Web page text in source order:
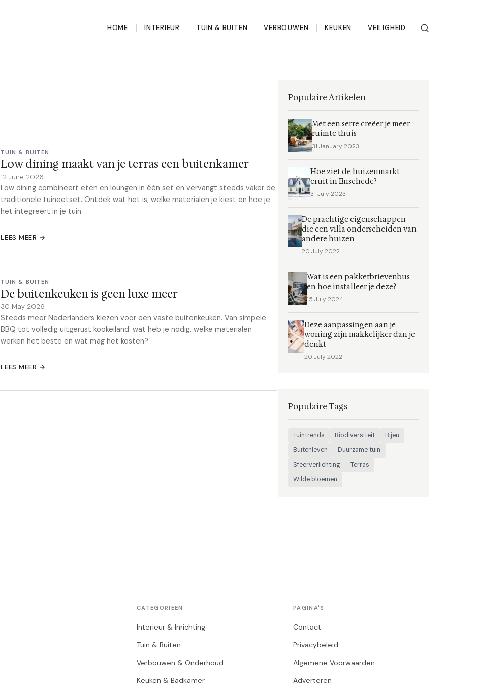
HOME INTERIEUR TUIN & BUITEN VERBOUWEN KEUKEN VEILIGHEID
TUIN & BUITEN
Low dining maakt van je terras een buitenkamer
12 June 2026
Low dining combineert eten en loungen in één set en vervangt steeds vaker de
traditionele tuineetset. Ontdek wat het is, welke materialen je kiest en hoe je
het integreert in je tuin.
LEES MEER →
TUIN & BUITEN
De buitenkeuken is geen luxe meer
30 May 2026
Steeds meer Nederlanders kiezen voor een vaste buitenkeuken. Van simpele
BBQ tot volledig uitgerust kookeiland: wat heb je nodig, welke materialen
werken het beste en wat mag het kosten?
LEES MEER →
Populaire Artikelen
Met een serre creëer je meer
ruimte thuis
31 January 2023
Hoe ziet de huizenmarkt
eruit in Enschede?
31 July 2023
De prachtige eigenschappen
die een villa onderscheiden van
andere huizen
20 July 2022
Wat is een pakketbrievenbus
en hoe installeer je deze?
15 July 2024
Deze aanpassingen aan je
woning zijn makkelijker dan je
denkt
20 July 2022
Populaire Tags
Tuintrends Biodiversiteit
Bijen
Buitenleven
Duurzame tuin
Sfeerverlichting
Terras
Wilde bloemen
CATEGORIEËN
Interieur & Inrichting
Tuin & Buiten
Verbouwen & Onderhoud
Keuken & Badkamer
PAGINA'S
Contact
Privacybeleid
Algemene Voorwaarden
Adverteren